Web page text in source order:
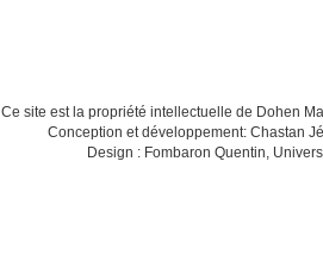
Ce site est la propriété intellectuelle de Dohen
Conception et développement: Chastan
Design : Fombaron Quentin,